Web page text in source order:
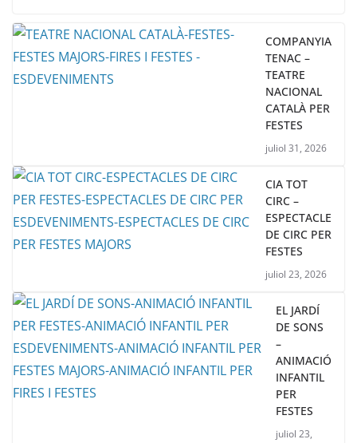
COMPANYIA
TENAC –
TEATRE
NACIONAL
CATALÀ PER
FESTES
juliol 31, 2026
CIA TOT
CIRC –
ESPECTACLE
DE CIRC PER
FESTES
juliol 23, 2026
EL JARDÍ
DE SONS
–
ANIMACIÓ
INFANTIL
PER
FESTES
juliol 23,